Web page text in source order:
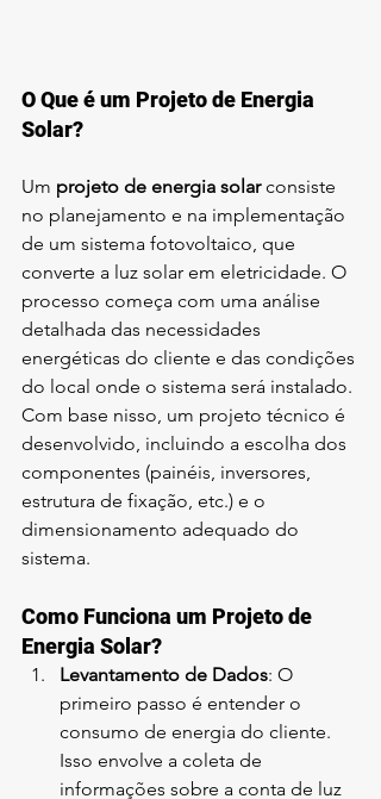
O Que é um Projeto de Energia
Solar?
Um projeto de energia solar consiste
no planejamento e na implementação
de um sistema fotovoltaico, que
converte a luz solar em eletricidade. O
processo começa com uma análise
detalhada das necessidades
energéticas do cliente e das condições
do local onde o sistema será instalado.
Com base nisso, um projeto técnico é
desenvolvido, incluindo a escolha dos
componentes (painéis, inversores,
estrutura de fixação, etc.) e o
dimensionamento adequado do
sistema.
Como Funciona um Projeto de
Energia Solar?
Levantamento de Dados: O
primeiro passo é entender o
consumo de energia do cliente.
Isso envolve a coleta de
informações sobre a conta de luz